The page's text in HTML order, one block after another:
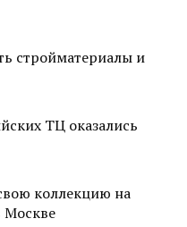
стройматериалы и
ТЦ оказались
коллекцию на
Москве